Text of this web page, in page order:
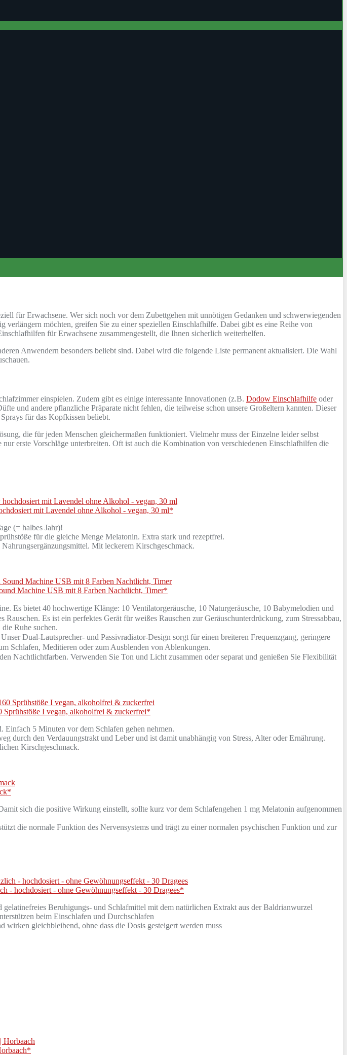
für Erwachsene. Wer sich noch vor dem Zubettgehen mit unnötigen Gedanken und schwerwiegenden
verlängern möchten, greifen Sie zu einer speziellen Einschlafhilfe. Dabei gibt es eine Reihe von
für Erwachsene zusammengestellt, die Ihnen sicherlich weiterhelfen.
Anwendern besonders beliebt sind. Dabei wird die folgende Liste permanent aktualisiert. Die Wahl
einspielen. Zudem gibt es einige interessante Innovationen (z.B. Dodow Einschlafhilfe oder
und andere pflanzliche Präparate nicht fehlen, die teilweise schon unsere Großeltern kannten. Dieser
für das Kopfkissen beliebt.
die für jeden Menschen gleichermaßen funktioniert. Vielmehr muss der Einzelne leider selbst
erste Vorschläge unterbreiten. Oft ist auch die Kombination von verschiedenen Einschlafhilfen die
mit Lavendel ohne Alkohol - vegan, 30 ml*
(= halbes Jahr)!
für die gleiche Menge Melatonin. Extra stark und rezeptfrei.
Mit leckerem Kirschgeschmack.
Machine USB mit 8 Farben Nachtlicht, Timer*
Es bietet 40 hochwertige Klänge: 10 Ventilatorgeräusche, 10 Naturgeräusche, 10 Babymelodien und
Es ist ein perfektes Gerät für weißes Rauschen zur Geräuschunterdrückung, zum Stressabbau,
Ruhe suchen.
Dual-Lautsprecher- und Passivradiator-Design sorgt für einen breiteren Frequenzgang, geringere
Schlafen, Meditieren oder zum Ausblenden von Ablenkungen.
Nachtlichtfarben. Verwenden Sie Ton und Licht zusammen oder separat und genießen Sie Flexibilität
Sprühstöße I vegan, alkoholfrei & zuckerfrei*
5 Minuten vor dem Schlafen gehen nehmen.
den Verdauungstrakt und Leber und ist damit unabhängig von Stress, Alter oder Ernährung.
Kirschgeschmack.
sich die positive Wirkung einstellt, sollte kurz vor dem Schlafengehen 1 mg Melatonin aufgenommen
die normale Funktion des Nervensystems und trägt zu einer normalen psychischen Funktion und zur
- hochdosiert - ohne Gewöhnungseffekt - 30 Dragees*
Beruhigungs- und Schlafmittel mit dem natürlichen Extrakt aus der Baldrianwurzel
beim Einschlafen und Durchschlafen
gleichbleibend, ohne dass die Dosis gesteigert werden muss